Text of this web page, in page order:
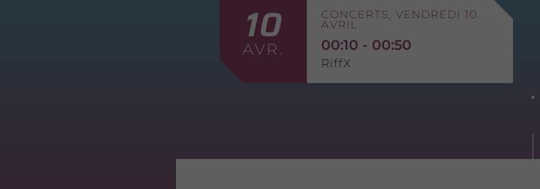
10
AVR.
CONCERTS, VENDREDI 10
AVRIL
00:10 - 00:50
RiffX